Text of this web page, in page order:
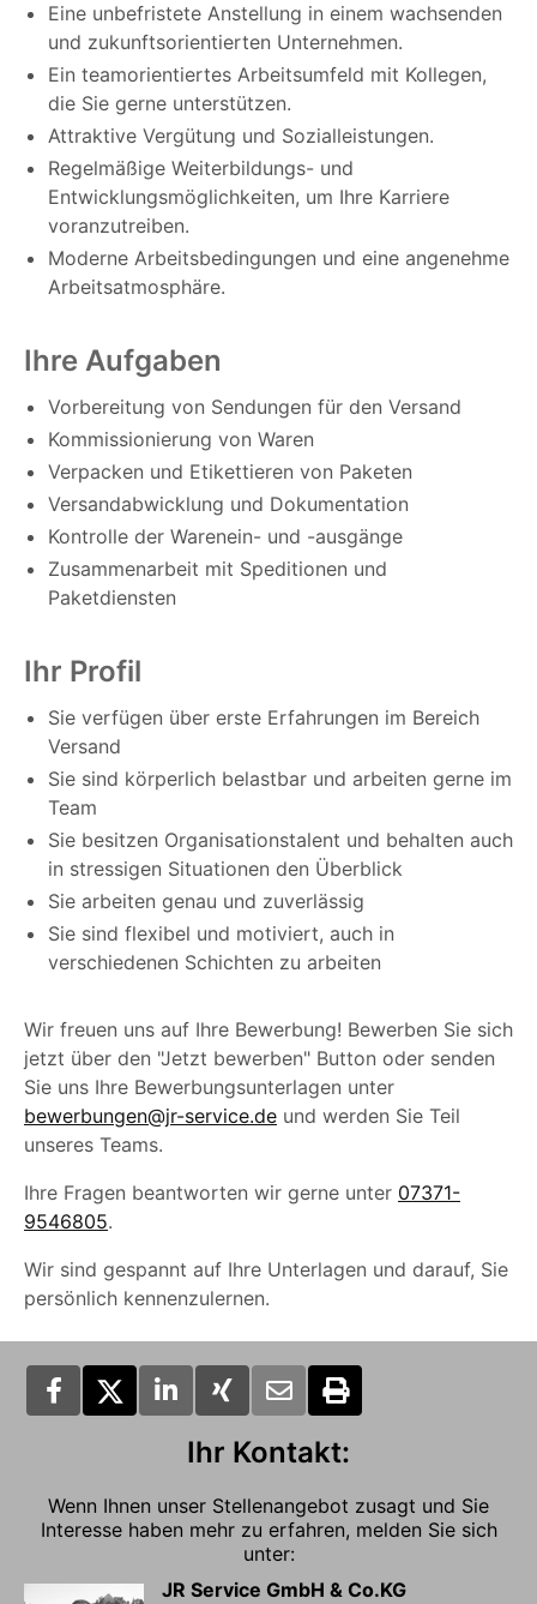
Eine unbefristete Anstellung in einem wachsenden
und zukunftsorientierten Unternehmen.
Ein teamorientiertes Arbeitsumfeld mit Kollegen,
die Sie gerne unterstützen.
Attraktive Vergütung und Sozialleistungen.
Regelmäßige Weiterbildungs- und
Entwicklungsmöglichkeiten, um Ihre Karriere
voranzutreiben.
Moderne Arbeitsbedingungen und eine angenehme
Arbeitsatmosphäre.
Ihre Aufgaben
Vorbereitung von Sendungen für den Versand
Kommissionierung von Waren
Verpacken und Etikettieren von Paketen
Versandabwicklung und Dokumentation
Kontrolle der Warenein- und -ausgänge
Zusammenarbeit mit Speditionen und
Paketdiensten
Ihr Profil
Sie verfügen über erste Erfahrungen im Bereich
Versand
Sie sind körperlich belastbar und arbeiten gerne im
Team
Sie besitzen Organisationstalent und behalten auch
in stressigen Situationen den Überblick
Sie arbeiten genau und zuverlässig
Sie sind flexibel und motiviert, auch in
verschiedenen Schichten zu arbeiten
Wir freuen uns auf Ihre Bewerbung! Bewerben Sie sich
jetzt über den "Jetzt bewerben" Button oder senden
Sie uns Ihre Bewerbungsunterlagen unter
bewerbungen@jr-service.de und werden Sie Teil
unseres Teams.
Ihre Fragen beantworten wir gerne unter 07371-
9546805.
Wir sind gespannt auf Ihre Unterlagen und darauf, Sie
persönlich kennenzulernen.
Ihr Kontakt:
Wenn Ihnen unser Stellenangebot zusagt und Sie
Interesse haben mehr zu erfahren, melden Sie sich
unter:
JR Service GmbH & Co.KG